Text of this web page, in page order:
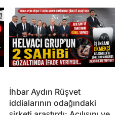
İhbar Aydın Rüşvet
iddialarının odağındaki